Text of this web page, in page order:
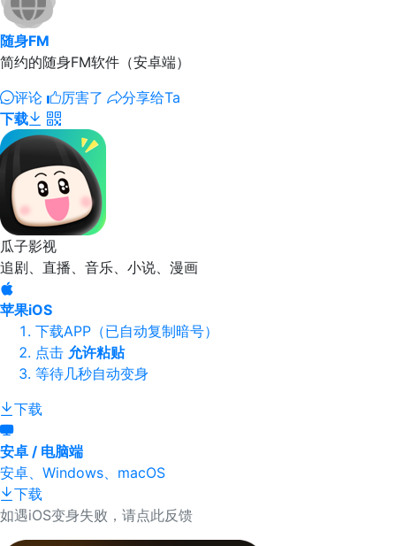
随身FM
简约的随身FM软件（安卓端）
评论
厉害了
分享给Ta
下载
瓜子影视
追剧、直播、音乐、小说、漫画
苹果iOS
下载APP（已自动复制暗号）
点击 允许粘贴
等待几秒自动变身
下载
安卓 / 电脑端
安卓、Windows、macOS
下载
如遇iOS变身失败，请点此反馈